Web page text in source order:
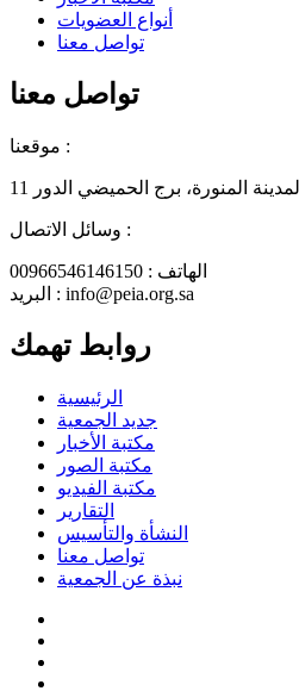
أنواع العضويات
تواصل معنا
تواصل معنا
موقعنا :
المنورة، برج الحميضي الدور 11
وسائل الاتصال :
الهاتف : 00966546146150
البريد : info@peia.org.sa
روابط تهمك
الرئيسية
جديد الجمعية
مكتبة الأخبار
مكتبة الصور
مكتبة الفيديو
التقارير
النشأة والتأسيس
تواصل معنا
نبذة عن الجمعية